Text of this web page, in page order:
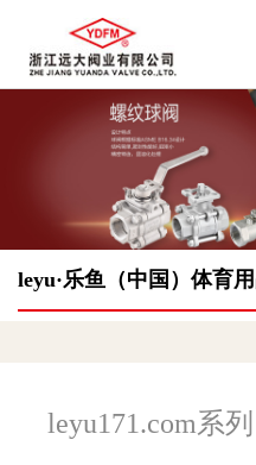
leyu·乐鱼（中国）体育
leyu171.com系列